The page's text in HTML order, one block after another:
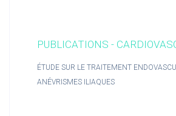
RCTs recrute
PUBLICATIONS -
ÉTUDE SUR LE TRAITEMENT
ANÉVRISMES ILIAQUES